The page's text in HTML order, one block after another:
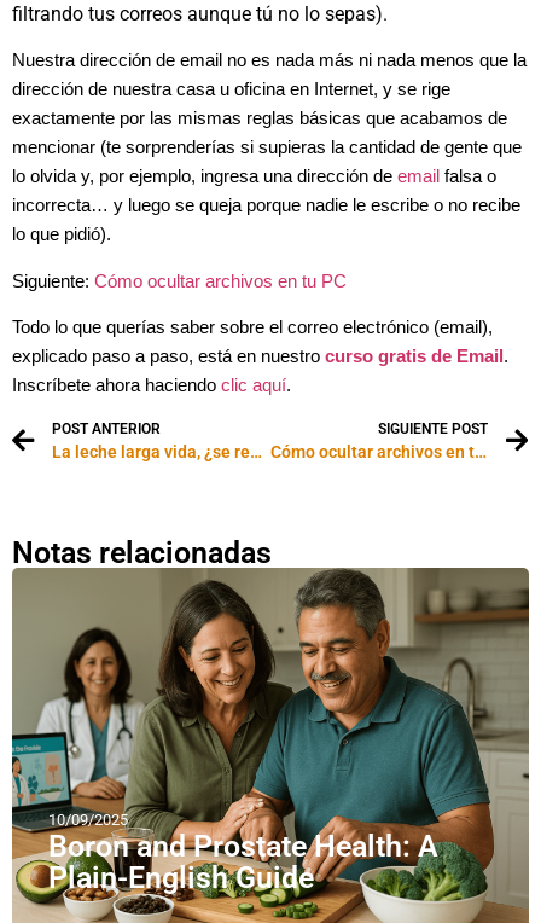
filtrando tus correos aunque tú no lo sepas).
Nuestra dirección de email no es nada más ni nada menos que la
dirección de nuestra casa u oficina en Internet, y se rige
exactamente por las mismas reglas básicas que acabamos de
mencionar (te sorprenderías si supieras la cantidad de gente que
lo olvida y, por ejemplo, ingresa una dirección de email falsa o
incorrecta… y luego se queja porque nadie le escribe o no recibe
lo que pidió).
Siguiente: Cómo ocultar archivos en tu PC
Todo lo que querías saber sobre el correo electrónico (email),
explicado paso a paso, está en nuestro curso gratis de Email .
Inscríbete ahora haciendo clic aquí.
POST ANTERIOR
La leche larga vida, ¿se repasteuriza de nuevo?
SIGUIENTE POST
Cómo ocultar archivos en tu PC
Notas relacionadas
10/09/2025
Boron and Prostate Health: A
Plain-English Guide